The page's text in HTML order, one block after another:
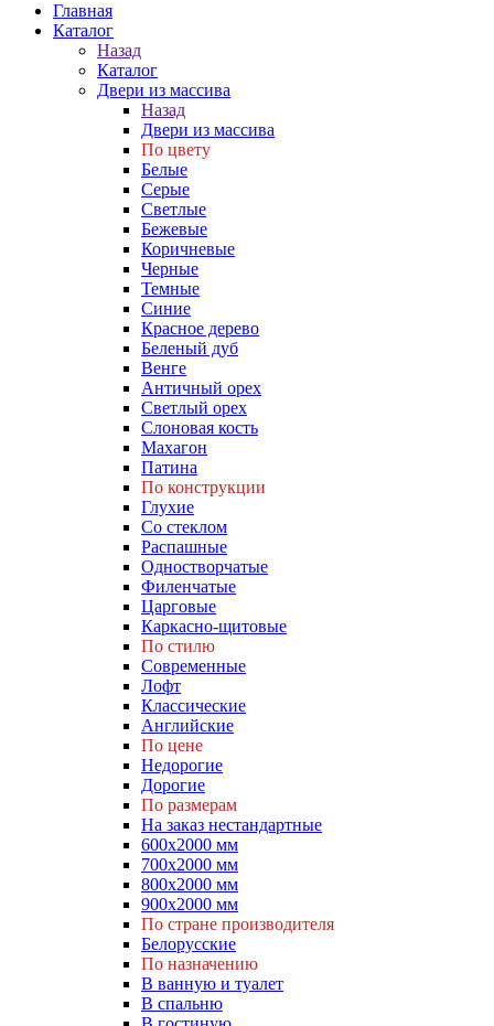
Главная
Каталог
Назад
Каталог
Двери из массива
Назад
Двери из массива
По цвету
Белые
Серые
Светлые
Бежевые
Коричневые
Черные
Темные
Синие
Красное дерево
Беленый дуб
Венге
Античный орех
Светлый орех
Слоновая кость
Махагон
Патина
По конструкции
Глухие
Со стеклом
Распашные
Одностворчатые
Филенчатые
Царговые
Каркасно-щитовые
По стилю
Современные
Лофт
Классические
Английские
По цене
Недорогие
Дорогие
По размерам
На заказ нестандартные
600х2000 мм
700х2000 мм
800х2000 мм
900х2000 мм
По стране производителя
Белорусские
По назначению
В ванную и туалет
В спальню